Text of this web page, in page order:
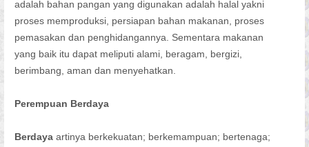
adalah bahan pangan yang digunakan adalah halal yakni
proses memproduksi, persiapan bahan makanan, proses
pemasakan dan penghidangannya. Sementara makanan
yang baik itu dapat meliputi alami, beragam, bergizi,
berimbang, aman dan menyehatkan.
Perempuan Berdaya
Berdayaartinya berkekuatan; berkemampuan; bertenaga;